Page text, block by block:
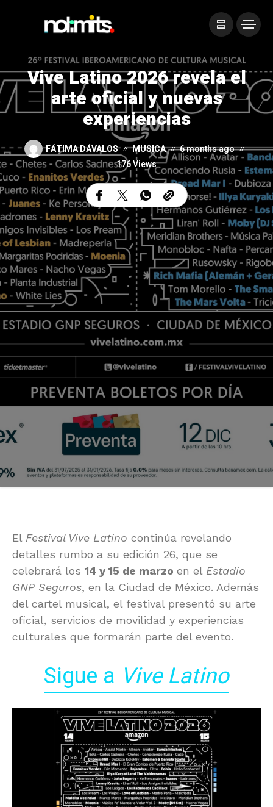
Vive Latino 2026 revela el
arte oficial y nuevas
experiencias
FÁTIMA DÁVALOS MUSICA
6 months ago
176 Views
El Festival Vive Latino continúa revelando
detalles rumbo a su edición 26, que se
celebrará los 14 y 15 de marzo en el Estadio
GNP Seguros, en la Ciudad de México. Además
del cartel musical, el festival presentó su arte
oficial, servicios de movilidad y experiencias
culturales que formarán parte del evento.
Sigue a Vive Latino